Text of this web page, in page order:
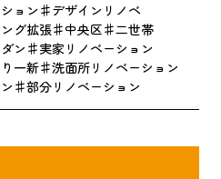
ョン
デザインリノベ
グ拡張 中央区
二世帯
ン
実家リノベーション
一新
洗面所リノベーション
部分リノベーション